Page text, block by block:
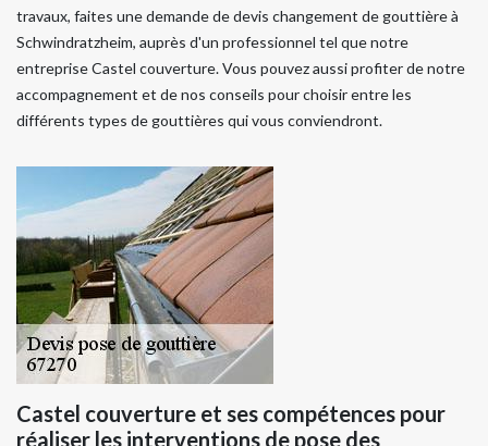
travaux, faites une demande de devis changement de gouttière à
Schwindratzheim, auprès d'un professionnel tel que notre
entreprise Castel couverture. Vous pouvez aussi profiter de notre
accompagnement et de nos conseils pour choisir entre les
différents types de gouttières qui vous conviendront.
Castel couverture et ses compétences pour
réaliser les interventions de pose des